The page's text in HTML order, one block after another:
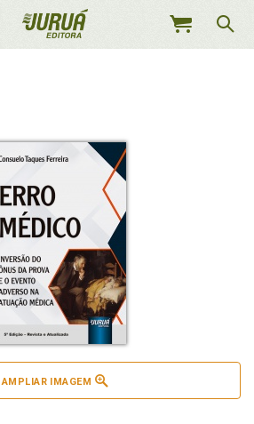
MEU
AMPLIAR IMAGEM